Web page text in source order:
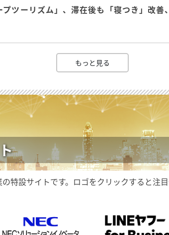
ツーリズム」、滞在後も「寝つき」改
もっと見る
特設サイトです。ロゴをクリックすると注